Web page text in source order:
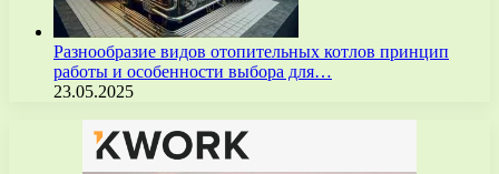
Разнообразие видов отопительных котлов принцип
работы и особенности выбора для…
23.05.2025